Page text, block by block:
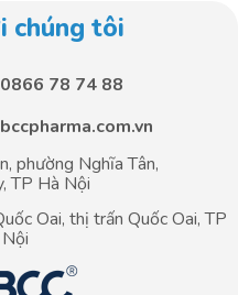
chúng tôi
0866 78 74 88
phường Nghĩa Tân,
TP Hà Nội
Oai, thị trấn Quốc Oai, TP